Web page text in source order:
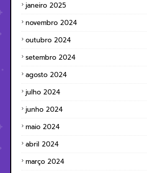
janeiro 2025
novembro 2024
outubro 2024
setembro 2024
agosto 2024
julho 2024
junho 2024
maio 2024
abril 2024
março 2024